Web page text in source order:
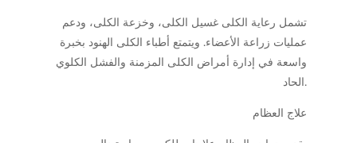
تشمل رعاية الكلى غسيل الكلى، وخزعة الكلى، ودعم
عمليات زراعة الأعضاء. ويتمتع أطباء الكلى الهنود بخبرة
واسعة في إدارة أمراض الكلى المزمنة والفشل الكلوي
الحاد.
علاج العظام